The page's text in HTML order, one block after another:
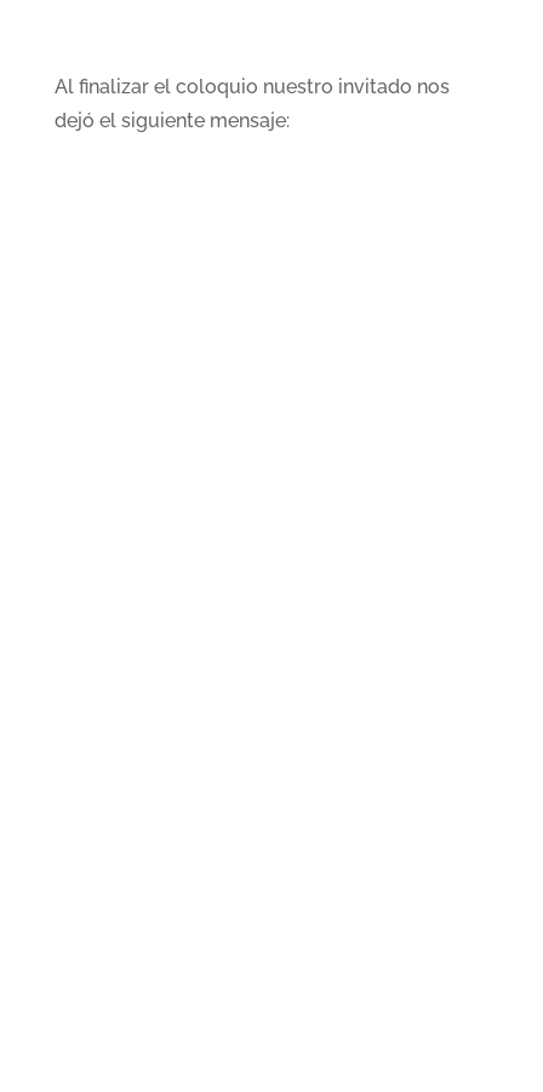
Al finalizar el coloquio nuestro invitado nos
dejó el siguiente mensaje: